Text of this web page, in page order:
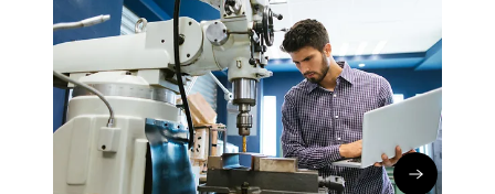
produzierendes Gewerbe Servitization
Was ist Predictive Maintenance? –
Definition, Anwendung und
Beispiele
Annalena Rauen ∙02.08.24
Zum Artikel